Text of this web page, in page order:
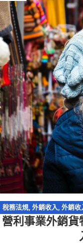
稅務法規, 外銷收入, 外銷收
營利事業外銷貨